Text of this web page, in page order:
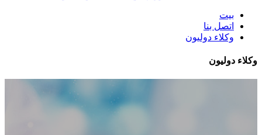
بيت
اتصل بنا
وكلاء دوليون
وكلاء دوليون